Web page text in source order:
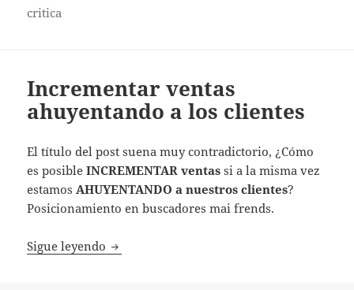
critica
Incrementar ventas
ahuyentando a los clientes
El título del post suena muy contradictorio, ¿Cómo
es posibleINCREMENTAR ventas si a la misma vez
estamosAHUYENTANDO a nuestros clientes?
Posicionamiento en buscadores mai frends.
Sigue leyendo Incrementar ventas ahuyentando a los